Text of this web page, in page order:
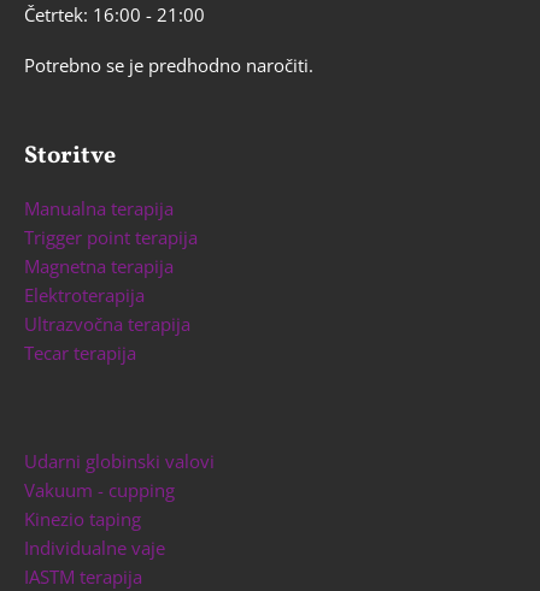
Četrtek: 16:00 - 21:00
Potrebno se je predhodno naročiti.
Storitve
Manualna terapija
Trigger point terapija
Magnetna terapija
Elektroterapija
Ultrazvočna terapija
Tecar terapija
Udarni globinski valovi
Vakuum - cupping
Kinezio taping
Individualne vaje
IASTM terapija